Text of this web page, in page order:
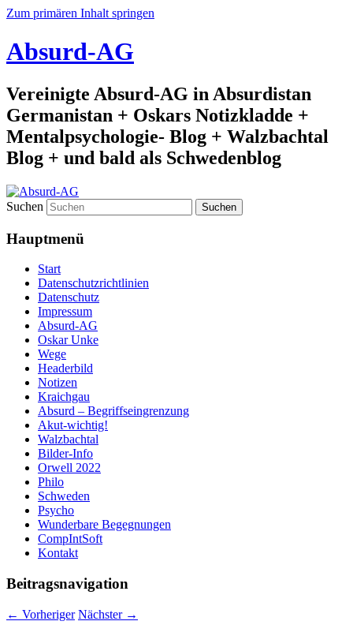
Zum primären Inhalt springen
Absurd-AG
Vereinigte Absurd-AG in Absurdistan
Germanistan + Oskars Notizkladde +
Mentalpsychologie- Blog + Walzbachtal
Blog + und bald als Schwedenblog
Suchen
Hauptmenü
Start
Datenschutzrichtlinien
Datenschutz
Impressum
Absurd-AG
Oskar Unke
Wege
Headerbild
Notizen
Kraichgau
Absurd – Begriffseingrenzung
Akut-wichtig!
Walzbachtal
Bilder-Info
Orwell 2022
Philo
Schweden
Psycho
Wunderbare Begegnungen
CompIntSoft
Kontakt
Beitragsnavigation
← Vorheriger Nächster →